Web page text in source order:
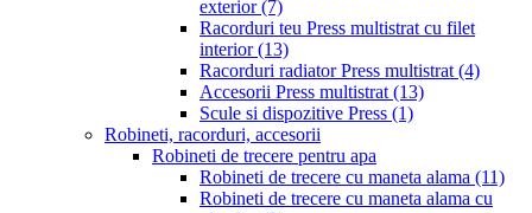
exterior(7)
Racorduri teu Press multistrat cu filet
interior(13)
Racorduri radiator Press multistrat (4)
Accesorii Press multistrat (13)
Scule si dispozitive Press (1)
Robineti, racorduri, accesorii
Robineti de trecere pentru apa
Robineti de trecere cu maneta alama (11)
Robineti de trecere cu maneta alama cu